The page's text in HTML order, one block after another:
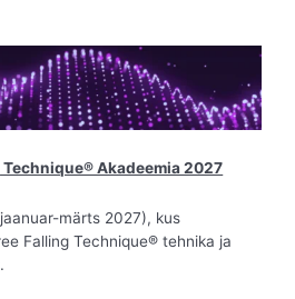
Technique® Akadeemia 2027
märts 2027), kus
Falling Technique® tehnika ja